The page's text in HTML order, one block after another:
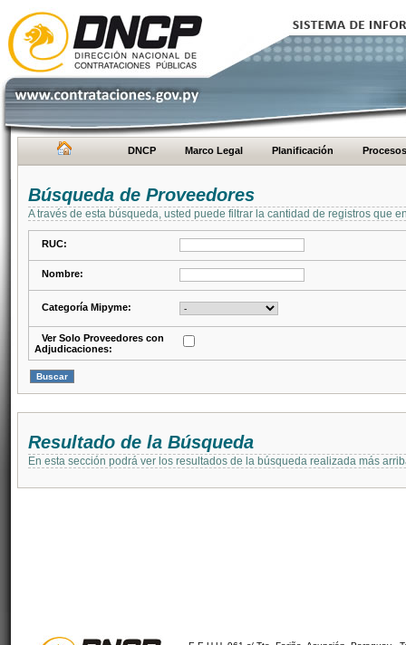
DNCP Marco Legal Planificación Procesos
Búsqueda de Proveedores
A través de esta búsqueda, usted puede filtrar la cantidad de registros que
RUC:
Nombre:
Categoría Mipyme:
Ver Solo Proveedores con
Adjudicaciones:
Resultado de la Búsqueda
En esta sección podrá ver los resultados de la búsqueda realizada más